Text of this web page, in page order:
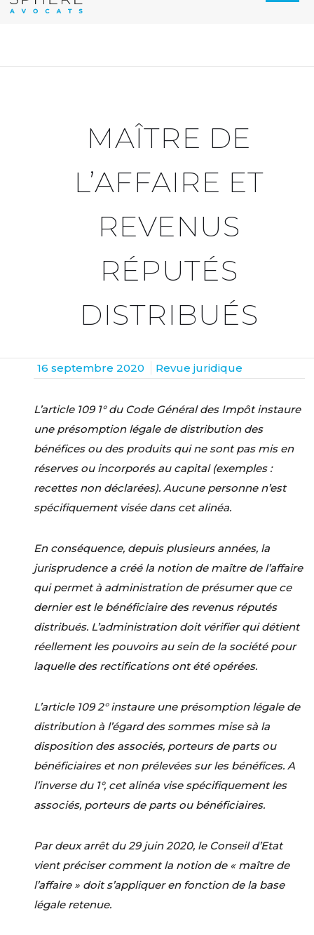
MAÎTRE DE
L’AFFAIRE ET
REVENUS
RÉPUTÉS
DISTRIBUÉS
16 septembre 2020 Revue juridique
L’article 109 1° du Code Général des Impôt instaure
une présomption légale de distribution des
bénéfices ou des produits qui ne sont pas mis en
réserves ou incorporés au capital (exemples :
recettes non déclarées). Aucune personne n’est
spécifiquement visée dans cet alinéa.
En conséquence, depuis plusieurs années, la
jurisprudence a créé la notion de maître de l’affaire
qui permet à administration de présumer que ce
dernier est le bénéficiaire des revenus réputés
distribués. L’administration doit vérifier qui détient
réellement les pouvoirs au sein de la société pour
laquelle des rectifications ont été opérées.
L’article 109 2° instaure une présomption légale de
distribution à l’égard des sommes mise sà la
disposition des associés, porteurs de parts ou
bénéficiaires et non prélevées sur les bénéfices. A
l’inverse du 1°, cet alinéa vise spécifiquement les
associés, porteurs de parts ou bénéficiaires.
Par deux arrêt du 29 juin 2020, le Conseil d’Etat
vient préciser comment la notion de « maître de
l’affaire » doit s’appliquer en fonction de la base
légale retenue.